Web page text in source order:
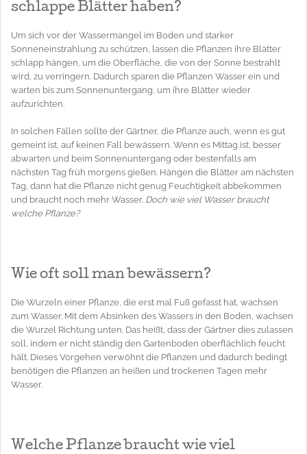
schlappe Blätter haben?
Um sich vor der Wassermangel im Boden und starker
Sonneneinstrahlung zu schützen, lassen die Pflanzen ihre Blätter
schlapp hängen, um die Oberfläche, die von der Sonne bestrahlt
wird, zu verringern. Dadurch sparen die Pflanzen Wasser ein und
warten bis zum Sonnenuntergang, um ihre Blätter wieder
aufzurichten.
In solchen Fällen sollte der Gärtner, die Pflanze auch, wenn es gut
gemeint ist, auf keinen Fall bewässern. Wenn es Mittag ist, besser
abwarten und beim Sonnenuntergang oder bestenfalls am
nächsten Tag früh morgens gießen. Hängen die Blätter am nächsten
Tag, dann hat die Pflanze nicht genug Feuchtigkeit abbekommen
und braucht noch mehr Wasser. Doch wie viel Wasser braucht
welche Pflanze?
Wie oft soll man bewässern?
Die Wurzeln einer Pflanze, die erst mal Fuß gefasst hat, wachsen
zum Wasser. Mit dem Absinken des Wassers in den Boden, wachsen
die Wurzel Richtung unten. Das heißt, dass der Gärtner dies zulassen
soll, indem er nicht ständig den Gartenboden oberflächlich feucht
hält. Dieses Vorgehen verwöhnt die Pflanzen und dadurch bedingt
benötigen die Pflanzen an heißen und trockenen Tagen mehr
Wasser.
Welche Pflanze braucht wie viel